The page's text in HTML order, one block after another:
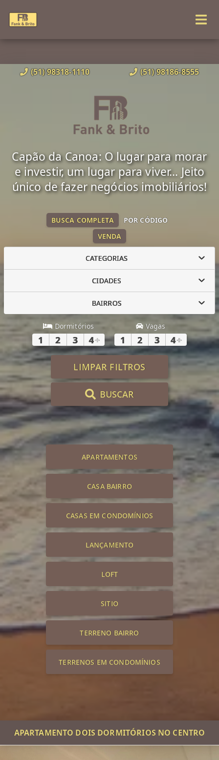
(51) 98318-1110 (51) 98186-8555
Capão da Canoa: O lugar para morar
e investir, um lugar para viver... Jeito
único de fazer negócios imobiliários!
VENDA
BUSCA COMPLETA POR CÓDIGO
CATEGORIAS
CIDADES
BAIRROS
Dormitórios
1 2 3 4+
Vagas
1 2 3 4+
LIMPAR FILTROS
BUSCAR
APARTAMENTOS
CASA BAIRRO
CASAS EM CONDOMÍNIOS
LANÇAMENTO
LOFT
SITIO
TERRENO BAIRRO
TERRENOS EM CONDOMÍNIOS
APARTAMENTO DOIS DORMITÓRIOS NO CENTRO